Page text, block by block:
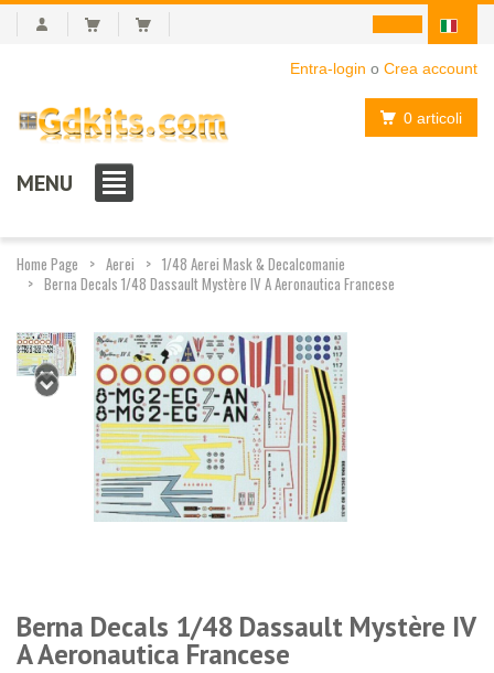
Entra-login o Crea account
0 articoli
MENU
Home Page Aerei
1/48 Aerei Mask & Decalcomanie
Berna Decals 1/48 Dassault Mystère IV A Aeronautica Francese
Berna Decals 1/48 Dassault Mystère IV
A Aeronautica Francese